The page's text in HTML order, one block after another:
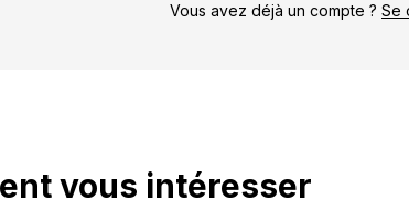
Vous avez déjà un compte ? Se
vous intéresser